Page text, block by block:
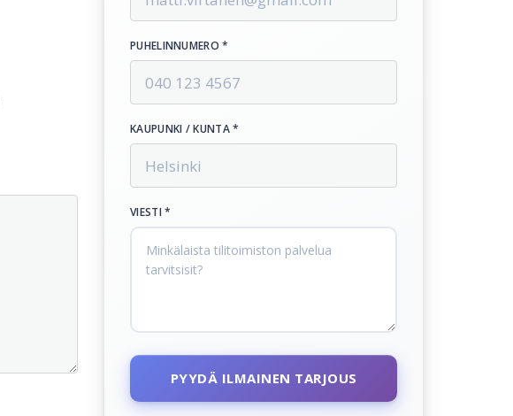
PUHELINNUMERO *
KAUPUNKI / KUNTA *
VIESTI *
PYYDÄ ILMAINEN TARJOUS